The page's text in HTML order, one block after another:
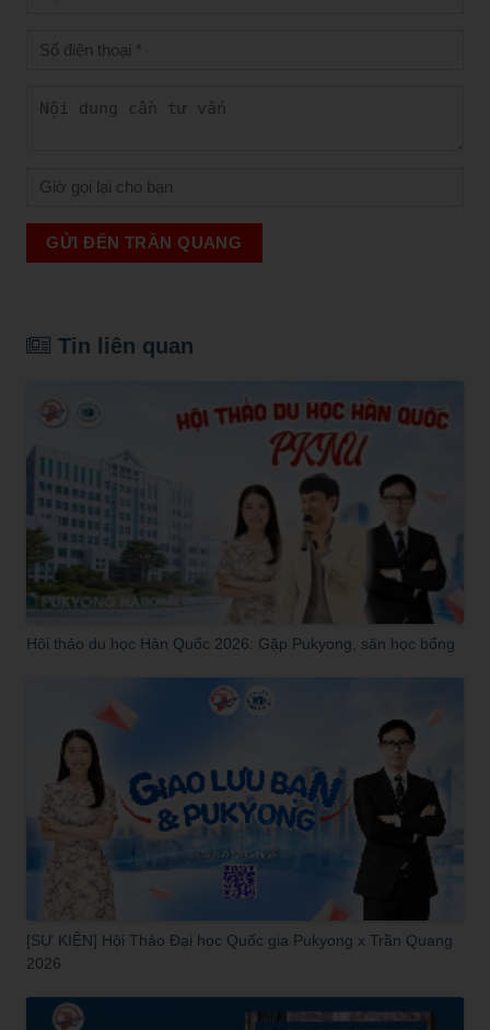
GỬI ĐẾN TRẦN QUANG
Tin liên quan
Hội thảo du học Hàn Quốc 2026: Gặp Pukyong, săn học bổng
[SỰ KIỆN] Hội Thảo Đại học Quốc gia Pukyong x Trần Quang
2026